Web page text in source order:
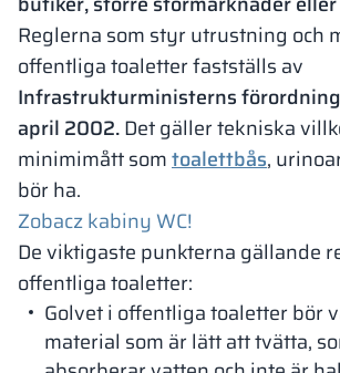
Reglerna som styr utrustning och
offentliga toaletter fastställs av
Infrastrukturministerns
april 2002.Det gäller tekniska
minimimått somtoalettbås,
bör ha.
Zobacz kabiny WC!
De viktigaste punkterna gällande
offentliga toaletter:
Golvet i offentliga toaletter bör
material som är lätt att tvätta,